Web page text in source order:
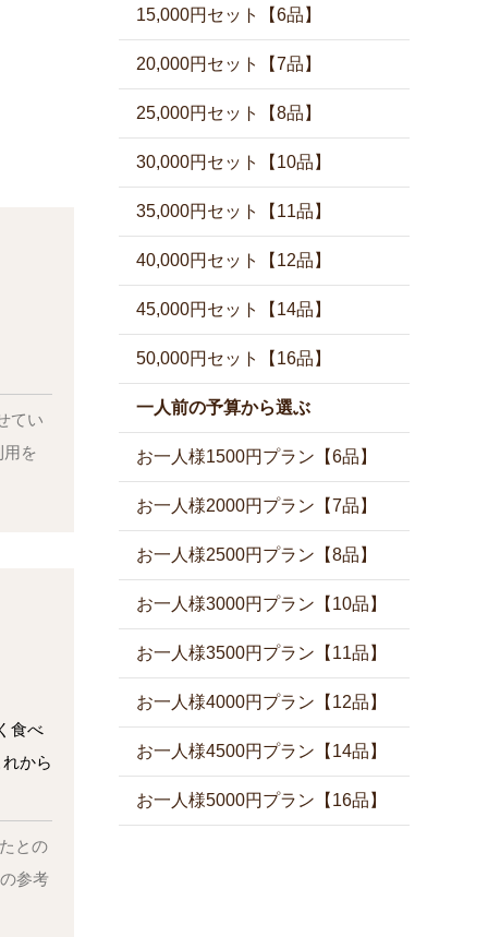
てい
を
食べ
から
との
参考
15,000円セット【6品】
20,000円セット【7品】
25,000円セット【8品】
30,000円セット【10品】
35,000円セット【11品】
40,000円セット【12品】
45,000円セット【14品】
50,000円セット【16品】
一人前の予算から選ぶ
お一人様1500円プラン【6品】
お一人様2000円プラン【7品】
お一人様2500円プラン【8品】
お一人様3000円プラン【10品】
お一人様3500円プラン【11品】
お一人様4000円プラン【12品】
お一人様4500円プラン【14品】
お一人様5000円プラン【16品】